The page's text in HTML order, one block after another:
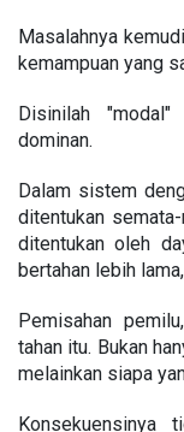
Masalahnya
kemampuan yang
Disinilah
dominan.
Dalam sistem
ditentukan
ditentukan oleh
bertahan lebih
Pemisahan
tahan itu. Bukan
melainkan siapa
Konsekuensinya